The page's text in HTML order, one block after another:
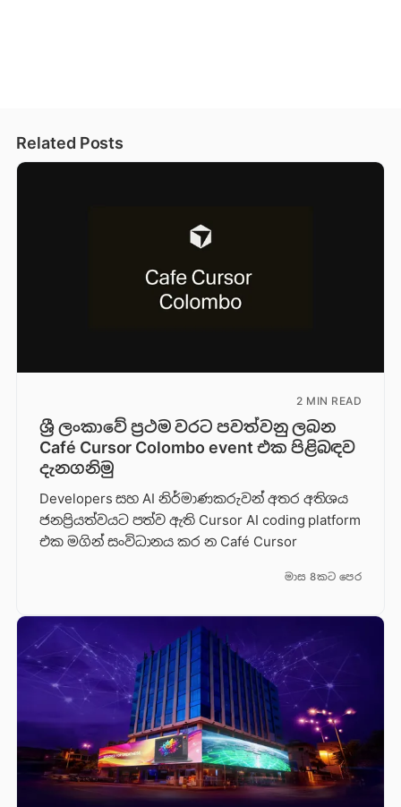
Related Posts
2 MIN READ
ශ්‍රී ලංකාවේ ප්‍රථම වරට පවත්වනු ලබන
Café Cursor Colombo event එක පිළිබඳව
දැනගනිමු
Developers සහ AI නිර්මාණකරුවන් අතර අතිශය
ජනප්‍රියත්වයට පත්ව ඇති Cursor AI coding platform
එක මගින් සංවිධානය කර න Café Cursor
මාස 8කට පෙර